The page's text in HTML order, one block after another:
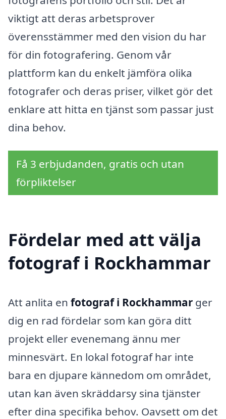
viktigt att deras arbetsprover
överensstämmer med den vision du har
för din fotografering. Genom vår
plattform kan du enkelt jämföra olika
fotografer och deras priser, vilket gör det
enklare att hitta en tjänst som passar just
dina behov.
Få 3 erbjudanden, gratis och utan
förpliktelser
Fördelar med att välja
fotograf i Rockhammar
Att anlita en fotograf i Rockhammar ger
dig en rad fördelar som kan göra ditt
projekt eller evenemang ännu mer
minnesvärt. En lokal fotograf har inte
bara en djupare kännedom om området,
utan kan även skräddarsy sina tjänster
efter dina specifika behov. Oavsett om det